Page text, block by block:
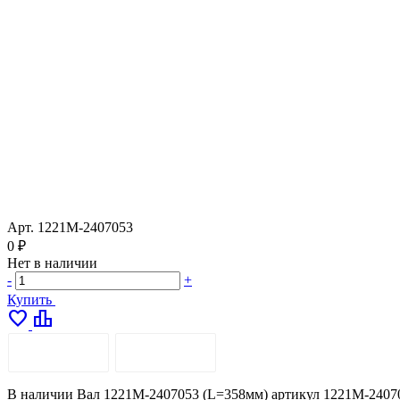
Арт. 1221М-2407053
0 ₽
Нет в наличии
-
+
Купить
favorite leaderboard
В наличии Вал 1221М-2407053 (L=358мм) артикул 1221М-